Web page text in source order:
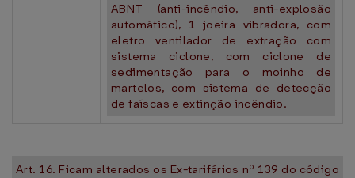
ABNT (anti-incêndio, anti-explosão
automático), 1 joeira vibradora, com
eletro ventilador de extração com
sistema ciclone, com ciclone de
sedimentação para o moinho de
martelos, com sistema de detecção
de faíscas e extinção incêndio.
Art. 16. Ficam alterados os Ex-tarifários nº 139 do código